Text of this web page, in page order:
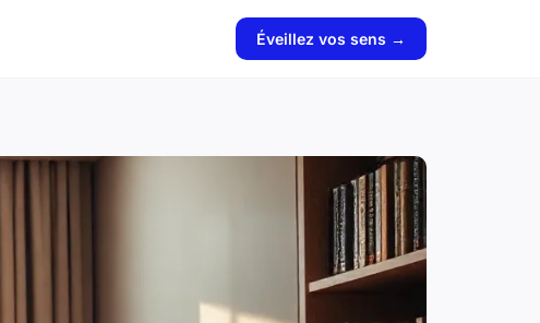
Éveillez vos sens →